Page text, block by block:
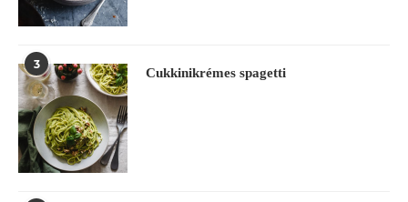
3
Cukkinikrémes spagetti